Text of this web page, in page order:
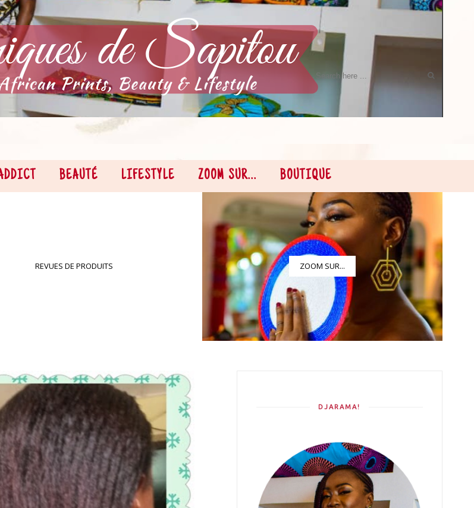
BEAUTÉ LIFESTYLE ZOOM SUR... BOUTIQUE
REVUES DE PRODUITS ZOOM SUR...
DJARAMA!